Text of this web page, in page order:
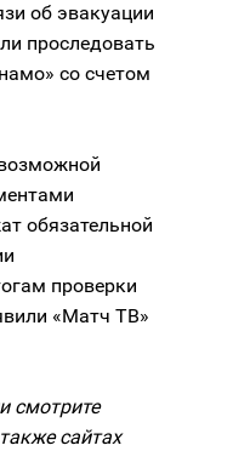
об эвакуации
проследовать
со счетом
обязательной
проверки
«Матч ТВ»
смотрите
сайтах